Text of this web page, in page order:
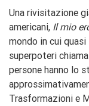
Una rivisitazione
americani, Il mio
mondo in cui
superpoteri
persone hanno lo
Trasformazioni e